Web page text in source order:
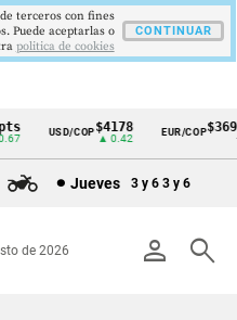
USD/COP$4178
▲ 0.42
EUR/COP$3697
Jueves 3 y 6 3 y 6
person search
de 2026
terceros con fines
Puede aceptarlas o
politica de cookies
CONTINUAR